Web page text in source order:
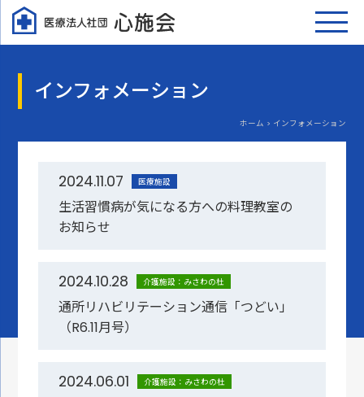
インフォメーション
ホーム > インフォメーション
2024.11.07 医療施設
生活習慣病が気になる方への料理教室の
お知らせ
2024.10.28 介護施設：みさわの杜
通所リハビリテーション通信「つどい」
（R6.11月号）
2024.06.01 介護施設：みさわの杜